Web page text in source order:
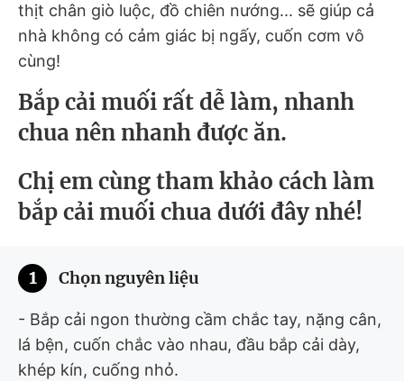
thịt chân giò luộc, đồ chiên nướng... sẽ giúp cả
nhà không có cảm giác bị ngấy, cuốn cơm vô
cùng!
Bắp cải muối rất dễ làm, nhanh
chua nên nhanh được ăn.
Chị em cùng tham khảo cách làm
bắp cải muối chua dưới đây nhé!
1 Chọn nguyên liệu
- Bắp cải ngon thường cầm chắc tay, nặng cân,
lá bện, cuốn chắc vào nhau, đầu bắp cải dày,
khép kín, cuống nhỏ.